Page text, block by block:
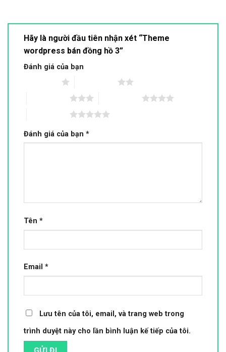
Hãy là người đầu tiên nhận xét “Theme
wordpress bán đồng hồ 3”
Đánh giá của bạn
Đánh giá của bạn *
Tên *
Email *
Lưu tên của tôi, email, và trang web trong
trình duyệt này cho lần bình luận kế tiếp của tôi.